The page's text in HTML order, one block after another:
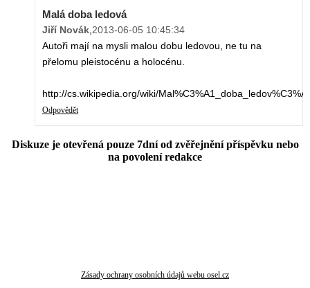
Malá doba ledová
Jiří Novák,2013-06-05 10:45:34
Autoři mají na mysli malou dobu ledovou, ne tu na
přelomu pleistocénu a holocénu.
http://cs.wikipedia.org/wiki/
Odpovědět
Diskuze je otevřená pouze 7dní od zvěřejnění příspěvku nebo
na povolení redakce
Zásady ochrany osobních údajů webu osel.cz